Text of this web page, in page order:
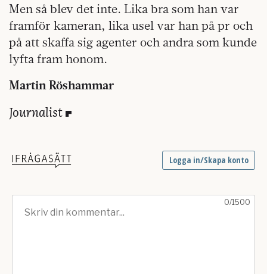
Men så blev det inte. Lika bra som han var
framför kameran, lika usel var han på pr och
på att skaffa sig agenter och andra som kunde
lyfta fram honom.
Martin Röshammar
Journalist